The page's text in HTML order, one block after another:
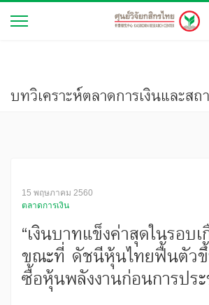
บทวิเคราะห์ตลาดการเงินและสถ
15 พฤษภาคม 2560
ตลาดการเงิน
“เงินบาทแข็งค่าสุดในรอบ
ขณะที่ ดัชนีหุ้นไทยฟื้นตัวขึ้
ซื้อหุ้นพลังงานก่อนการประ